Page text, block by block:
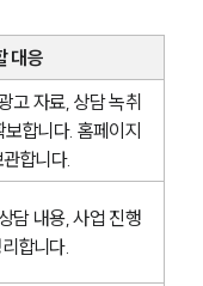
대응
고 자료, 상담 녹취
합니다. 홈페이지
합니다.
담 내용, 사업 진행
합니다.